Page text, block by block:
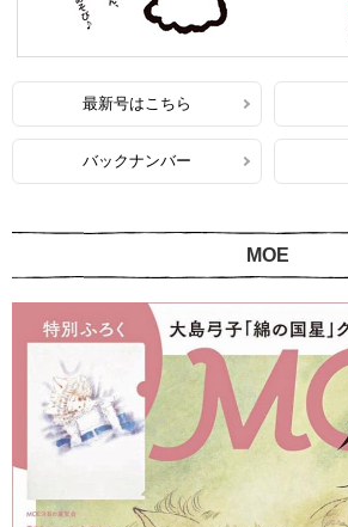
最新号はこちら
バックナンバー
MOE